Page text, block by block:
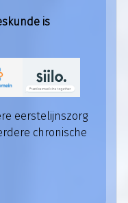
is
eerstelijnszorg
chronische